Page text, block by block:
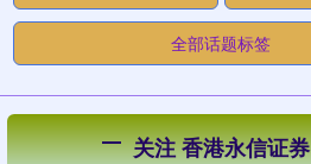
全部话题标签
关注 香港永信证券